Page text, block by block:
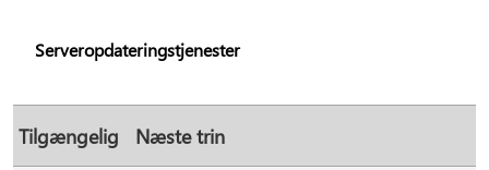
Serveropdateringstjenester
Tilgængelig Næste trin